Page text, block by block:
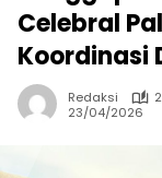
Celebral
Koordinasi
Redaksi
23/04/2026